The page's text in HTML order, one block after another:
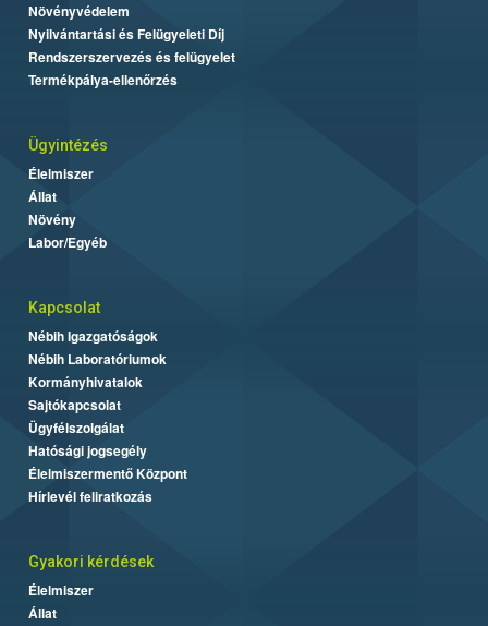
Növényvédelem
Nyilvántartási és Felügyeleti Díj
Rendszerszervezés és felügyelet
Termékpálya-ellenőrzés
Ügyintézés
Élelmiszer
Állat
Növény
Labor/Egyéb
Kapcsolat
Nébih Igazgatóságok
Nébih Laboratóriumok
Kormányhivatalok
Sajtókapcsolat
Ügyfélszolgálat
Hatósági jogsegély
Élelmiszermentő Központ
Hírlevél feliratkozás
Gyakori kérdések
Élelmiszer
Állat